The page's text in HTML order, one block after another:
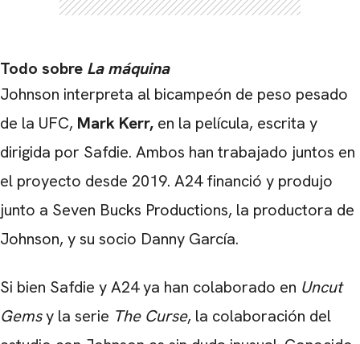
Todo sobre La máquina
Johnson interpreta al bicampeón de peso pesado
de la UFC, Mark Kerr, en la película, escrita y
dirigida por Safdie. Ambos han trabajado juntos en
el proyecto desde 2019. A24 financió y produjo
junto a Seven Bucks Productions, la productora de
Johnson, y su socio Danny García.
Si bien Safdie y A24 ya han colaborado en Uncut
Gemsy la serie The Curse, la colaboración del